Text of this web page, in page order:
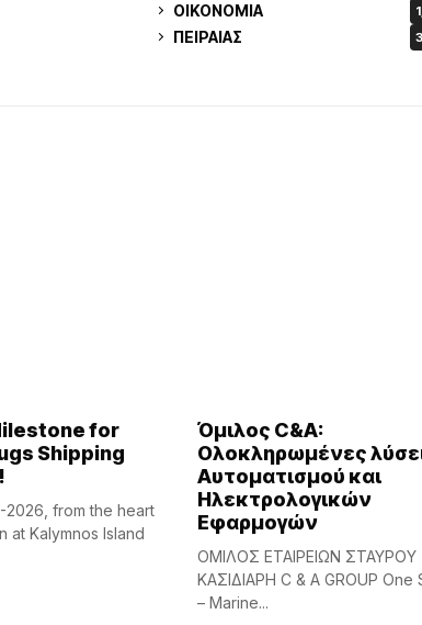
ΟΙΚΟΝΟΜΙΑ
ΠΕΙΡΑΙΑΣ
for
Shipping
from the heart
at Kalymnos Island
Όμιλος C&A:
Ολοκληρωμένες
Αυτοματισμού και
Ηλεκτρολογικών
Εφαρμογών
ΟΜΙΛΟΣ ΕΤΑΙΡΕΙΩΝ ΣΤΑΥΡΟΥ
ΚΑΣΙΔΙΑΡΗ C & A GROUP One
– Marine...